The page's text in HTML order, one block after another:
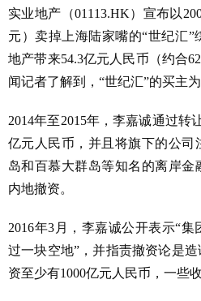
实业地产（01113.HK）宣布以
元）卖掉上海陆家嘴的“世纪汇
地产带来54.3亿元人民币（约合
闻记者了解到，“世纪汇”的买主为
2014年至2015年，李嘉诚通过转
亿元人民币，并且将旗下的公司
岛和百慕大群岛等知名的离岸金
内地撤资。
2016年3月，李嘉诚公开表示“
过一块空地”，并指责撤资论是
资至少有1000亿元人民币，一些